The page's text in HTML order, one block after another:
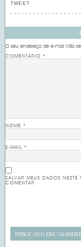
TWEET
O seu endereço de e-mail não
COMENTÁRIO*
NOME*
E-MAIL*
SALVAR MEUS DADOS
COMENTAR.
PUBLICADO EM